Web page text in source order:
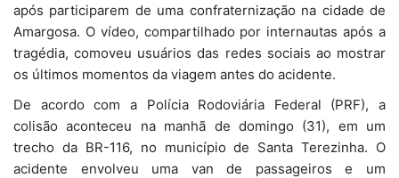
após participarem de uma confraternização na cidade de
Amargosa. O vídeo, compartilhado por internautas após a
tragédia, comoveu usuários das redes sociais ao mostrar
os últimos momentos da viagem antes do acidente.
De acordo com a Polícia Rodoviária Federal (PRF), a
colisão aconteceu na manhã de domingo (31), em um
trecho da BR-116, no município de Santa Terezinha. O
acidente envolveu uma van de passageiros e um